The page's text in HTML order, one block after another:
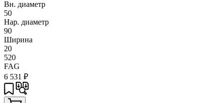
Вн. диаметр
50
Нар. диаметр
90
Ширина
20
520
FAG
6 531 ₽